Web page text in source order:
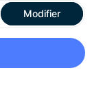
Modifier